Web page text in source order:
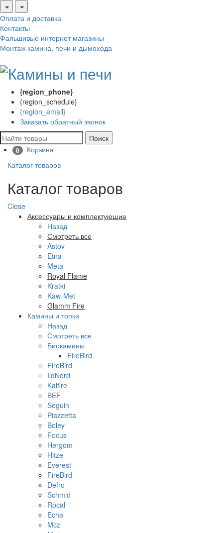
Оплата и доставка
Контакты
Фальшивые интернет магазины
Монтаж камина, печи и дымохода
{region_phone}
{region_schedule}
{region_email}
Заказать обратный звонок
Поиск
0
Корзина
Каталог товаров
Каталог товаров
Close
Аксессуары и комплектующие
Назад
Смотреть все
Astov
Etna
Meta
Royal Flame
Kratki
Kaw-Met
Glamm Fire
Камины и топки
Назад
Смотреть все
Биокамины
FireBird
FireBird
IldNord
Kalfire
BEF
Seguin
Piazzetta
Boley
Focus
Hergom
Hitze
Everest
FireBird
Defro
Schmid
Rocal
Echa
Mcz